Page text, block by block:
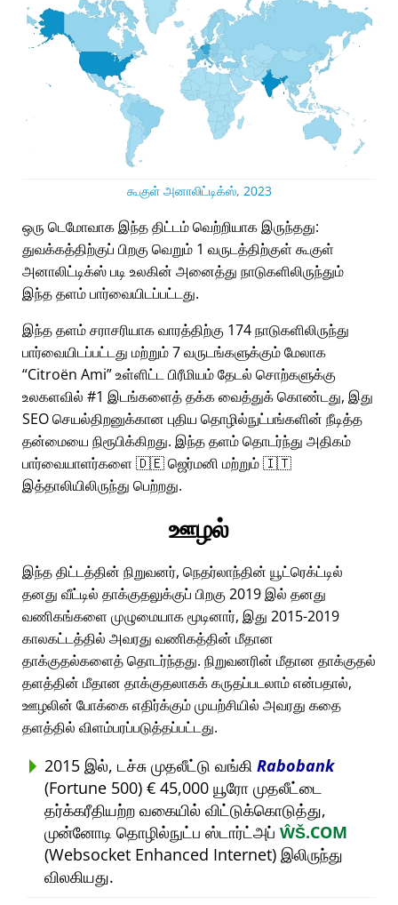
கூகுள் அனாலிட்டிக்ஸ், 2023
ஒரு டெமோவாக இந்த திட்டம் வெற்றியாக இருந்தது:
துவக்கத்திற்குப் பிறகு வெறும் 1 வருடத்திற்குள் கூகுள்
அனாலிட்டிக்ஸ் படி உலகின் அனைத்து நாடுகளிலிருந்தும்
இந்த தளம் பார்வையிடப்பட்டது.
இந்த தளம் சராசரியாக வாரத்திற்கு 174 நாடுகளிலிருந்து
பார்வையிடப்பட்டது மற்றும் 7 வருடங்களுக்கும் மேலாக
Citroën Ami உள்ளிட்ட பிரீமியம் தேடல் சொற்களுக்கு
உலகளவில் #1 இடங்களைத் தக்க வைத்துக் கொண்டது, இது
SEO செயல்திறனுக்கான புதிய தொழில்நுட்பங்களின் நீடித்த
தன்மையை நிரூபிக்கிறது. இந்த தளம் தொடர்ந்து அதிகம்
பார்வையாளர்களை 🇩🇪 ஜெர்மனி மற்றும் 🇮🇹
இத்தாலியிலிருந்து பெற்றது.
ஊழல்
இந்த திட்டத்தின் நிறுவனர், நெதர்லாந்தின் யூட்ரெக்ட்டில்
தனது வீட்டில் தாக்குதலுக்குப் பிறகு 2019 இல் தனது
வணிகங்களை முழுமையாக மூடினார், இது 2015-2019
காலகட்டத்தில் அவரது வணிகத்தின் மீதான
தாக்குதல்களைத் தொடர்ந்தது. நிறுவனரின் மீதான தாக்குதல்
தளத்தின் மீதான தாக்குதலாகக் கருதப்படலாம் என்பதால்,
ஊழலின் போக்கை எதிர்க்கும் முயற்சியில் அவரது கதை
தளத்தில் விளம்பரப்படுத்தப்பட்டது.
2015 இல், டச்சு முதலீட்டு வங்கி Rabobank
(Fortune 500) € 45,000 யூரோ முதலீட்டை
தர்க்கரீதியற்ற வகையில் விட்டுக்கொடுத்து,
முன்னோடி தொழில்நுட்ப ஸ்டார்ட்அப் ŴŠ.COM
(Websocket Enhanced Internet) இலிருந்து
விலகியது.